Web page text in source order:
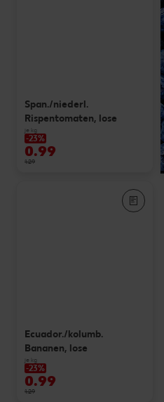
Span./niederl.
Rispentomaten, lose
je kg
-23%
0.99
1.29
Ecuador./kolumb.
Bananen, lose
je kg
-23%
0.99
1.29